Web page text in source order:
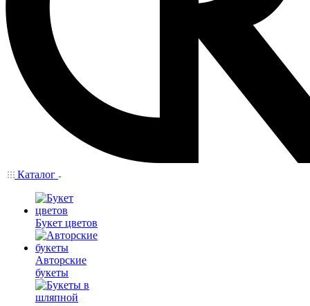
Каталог
Букет цветов
Авторские
букеты